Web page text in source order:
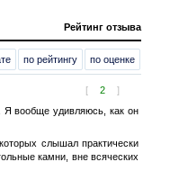
Рейтинг отзыва
по рейтингу по оценке
[ 2 ]
Я вообще удивляюсь, как он
слышал практически
камни, вне всяческих